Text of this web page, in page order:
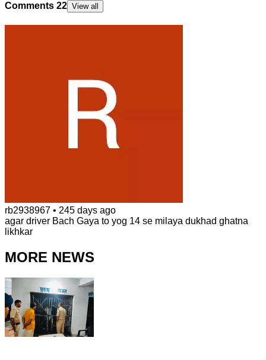
Comments 22 View all
rb2938967 • 245 days ago
agar driver Bach Gaya to yog 14 se milaya dukhad ghatna
likhkar
MORE NEWS